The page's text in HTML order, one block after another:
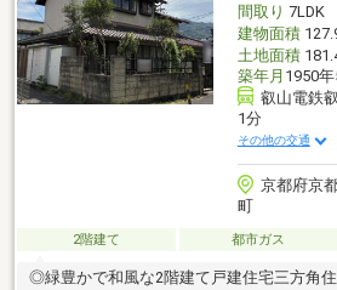
間取り 7LDK
建物面積
土地面積
築年月 1950
叡山電鉄
1分
その他の交通
京都府京
町
2階建て 都市ガス
◎緑豊かで和風な2階建て戸建住宅三方角